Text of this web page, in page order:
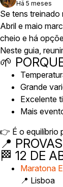
Há 5 meses
Se tens
Abril e maio
cheio e há
Neste guia,
🌱
Grande
Excelente
Mais
👉 É o equilíbrio
📍
🏁 12 DE
Maratona
📍 Lisboa